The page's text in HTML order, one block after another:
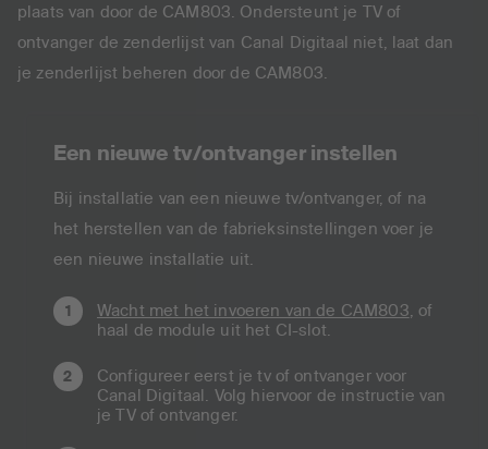
plaats van door de CAM803. Ondersteunt je TV of
ontvanger de zenderlijst van Canal Digitaal niet, laat dan
je zenderlijst beheren door de CAM803.
Een nieuwe tv/ontvanger instellen
Bij installatie van een nieuwe tv/ontvanger, of na
het herstellen van de fabrieksinstellingen voer je
een nieuwe installatie uit.
Wacht met het invoeren van de CAM803, of
haal de module uit het CI-slot.
Configureer eerst je tv of ontvanger voor
Canal Digitaal. Volg hiervoor de instructie van
je TV of ontvanger.